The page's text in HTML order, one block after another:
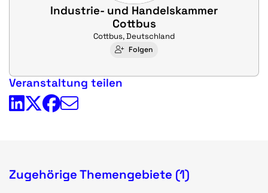
Industrie- und Handelskammer
Cottbus
Cottbus, Deutschland
Folgen
Veranstaltung teilen
Zugehörige Themengebiete (1)